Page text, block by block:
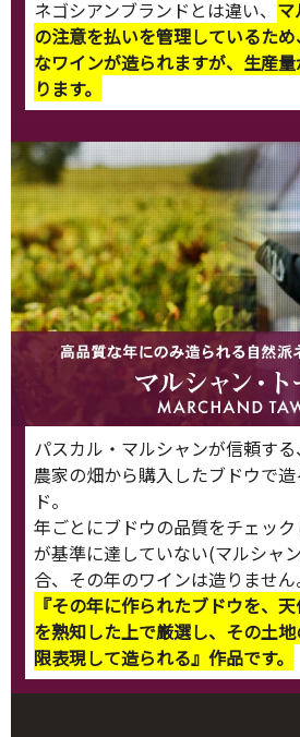
ネゴシアンブランドとは違い、
の注意を払いを管理しているた
なワインが造られますが、生産
ります。
パスカル・マルシャンが信頼す
農家の畑から購入したブドウで
ド。
年ごとにブドウの品質をチェッ
が基準に達していない(マルシャ
合、その年のワインは造りません
『その年に作られたブドウを、
を熟知した上で厳選し、その土
限表現して造られる』作品です。